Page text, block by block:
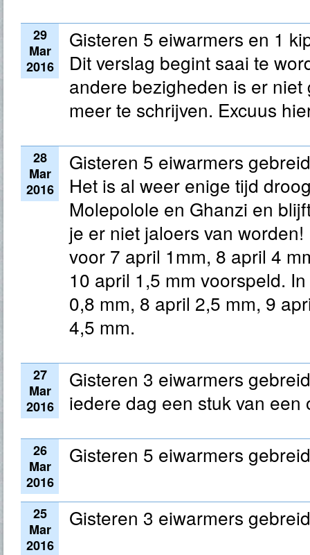
29
Mar
2016
Gisteren 5 eiwarmers en 1
Dit verslag begint saai te
andere bezigheden is er niet
meer te schrijven. Excuus
28
Mar
2016
Gisteren 5 eiwarmers
Het is al weer enige tijd
Molepolole en Ghanzi en
je er niet jaloers van
voor 7 april 1mm, 8 april 4
10 april 1,5 mm voorspeld.
0,8 mm, 8 april 2,5 mm, 9
4,5 mm.
27
Mar
2016
Gisteren 3 eiwarmers
iedere dag een stuk van
26
Mar
2016
Gisteren 5 eiwarmers
25
Mar
2016
Gisteren 3 eiwarmers